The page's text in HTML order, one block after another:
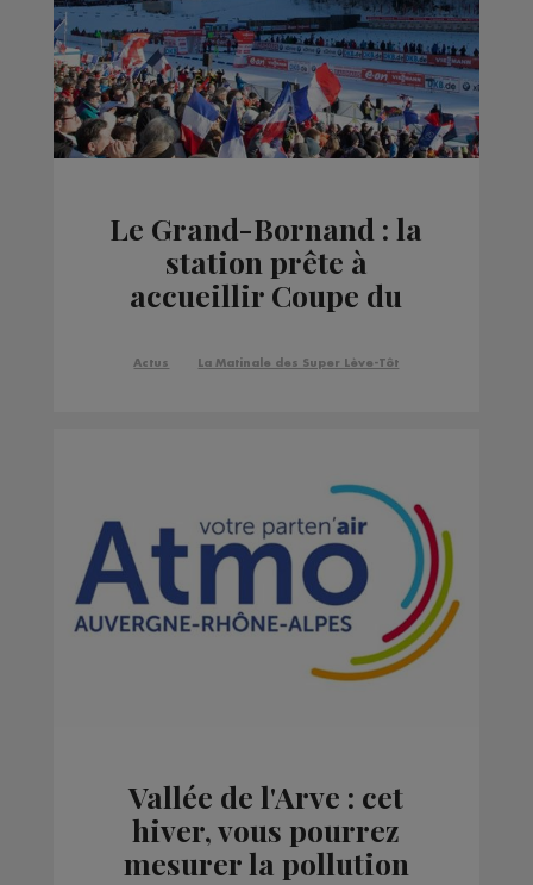
Le Grand-Bornand : la
station prête à
accueillir Coupe du
Actus La Matinale des Super Lève-Tôt
Vallée de l'Arve : cet
hiver, vous pourrez
mesurer la pollution